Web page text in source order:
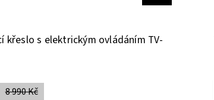
křeslo s elektrickým ovládáním TV-
8 990 Kč